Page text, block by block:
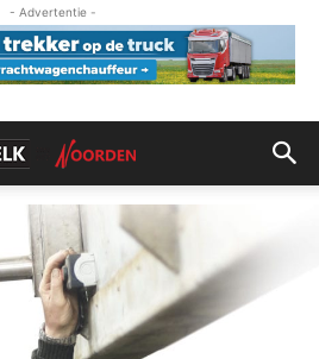
- Advertentie -